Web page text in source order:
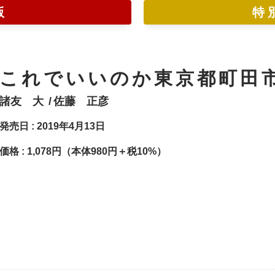
特
れでいいのか東京都町田
友 大 佐藤 正彦
売日 : 2019年4月13日
格 : 1,078円（本体980円＋税10%）